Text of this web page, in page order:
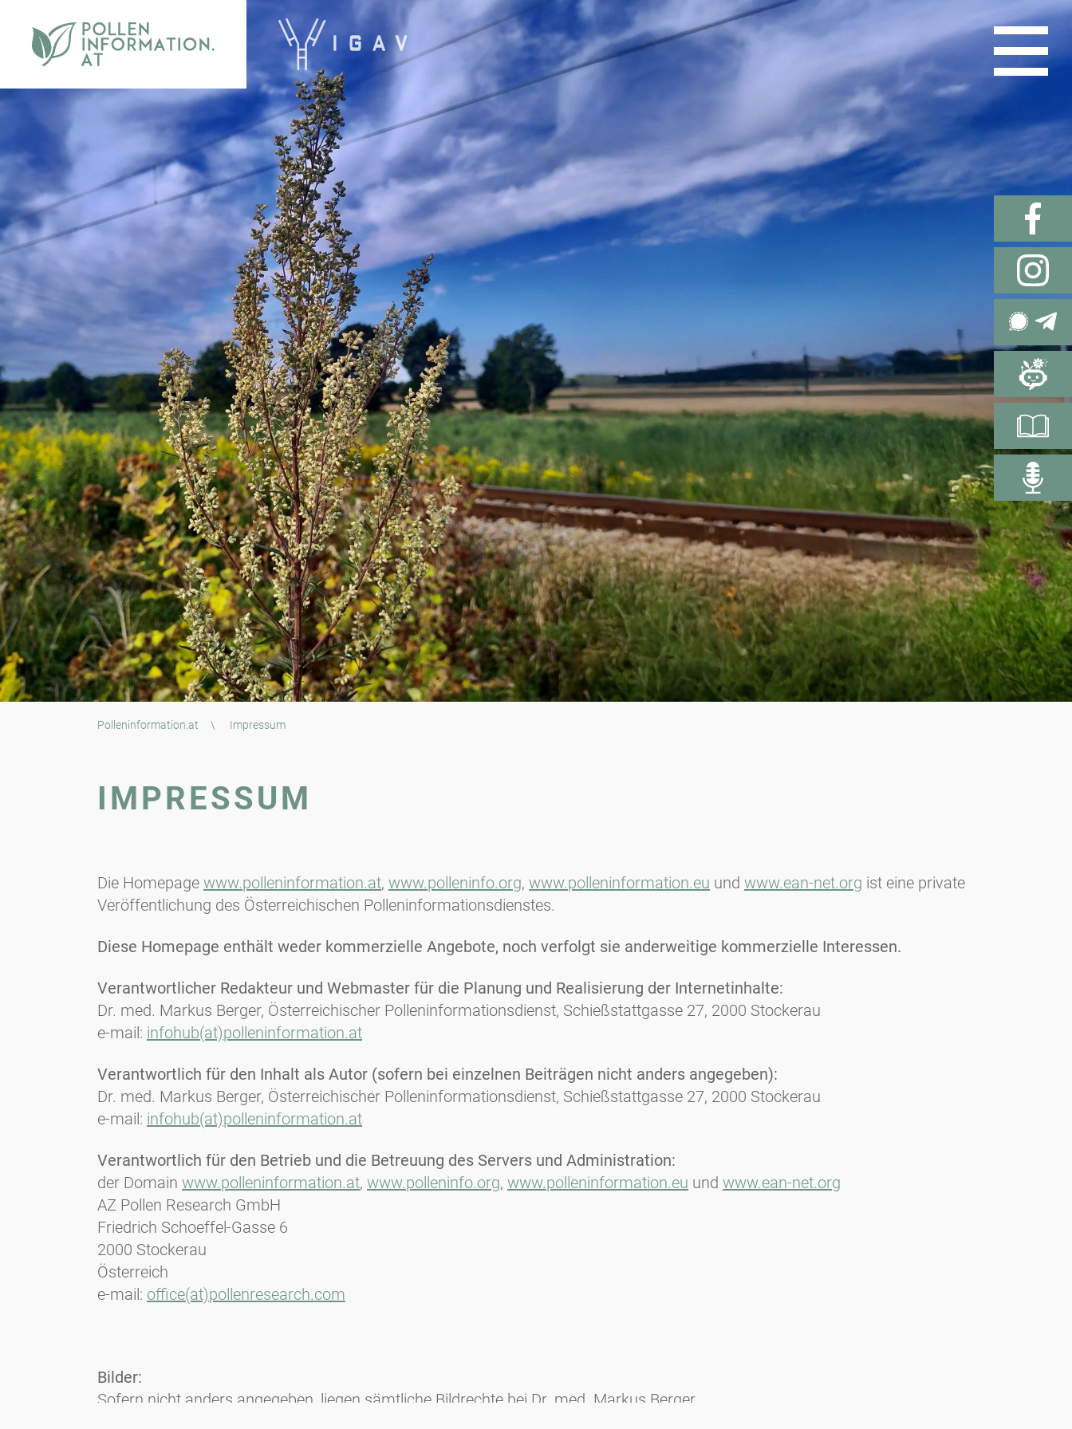
Polleninformation.at \ Impressum
IMPRESSUM
Die Homepage www.polleninformation.at, www.polleninfo.org, www.polleninformation.eu und www.ean-net.org ist eine private
Veröffentlichung des Österreichischen Polleninformationsdienstes.
Diese Homepage enthält weder kommerzielle Angebote, noch verfolgt sie anderweitige kommerzielle Interessen.
Verantwortlicher Redakteur und Webmaster für die Planung und Realisierung der Internetinhalte:
Dr. med. Markus Berger, Österreichischer Polleninformationsdienst, Schießstattgasse 27, 2000 Stockerau
e-mail: infohub(at)polleninformation.at
Verantwortlich für den Inhalt als Autor (sofern bei einzelnen Beiträgen nicht anders angegeben):
Dr. med. Markus Berger, Österreichischer Polleninformationsdienst, Schießstattgasse 27, 2000 Stockerau
e-mail: infohub(at)polleninformation.at
Verantwortlich für den Betrieb und die Betreuung des Servers und Administration:
der Domain www.polleninformation.at, www.polleninfo.org, www.polleninformation.eu und www.ean-net.org
AZ Pollen Research GmbH
Friedrich Schoeffel-Gasse 6
2000 Stockerau
Österreich
e-mail: office(at)pollenresearch.com
Bilder:
Sofern nicht anders angegeben, liegen sämtliche Bildrechte bei Dr. med. Markus Berger